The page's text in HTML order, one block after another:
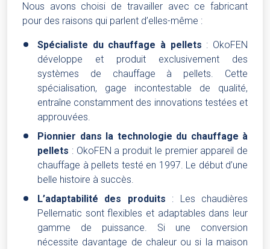
Nous avons choisi de travailler avec ce fabricant
pour des raisons qui parlent d’elles-même :
Spécialiste du chauffage à pellets : OkoFEN
développe et produit exclusivement des
systèmes de chauffage à pellets. Cette
spécialisation, gage incontestable de qualité,
entraîne constamment des innovations testées et
approuvées.
Pionnier dans la technologie du chauffage à
pellets : OkoFEN a produit le premier appareil de
chauffage à pellets testé en 1997. Le début d’une
belle histoire à succès.
L’adaptabilité des produits : Les chaudières
Pellematic sont flexibles et adaptables dans leur
gamme de puissance. Si une conversion
nécessite davantage de chaleur ou si la maison